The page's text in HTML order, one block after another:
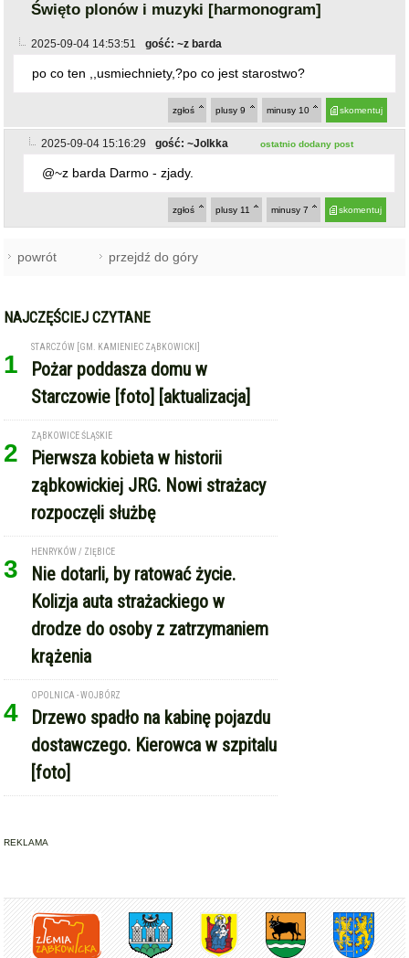
Święto plonów i muzyki [harmonogram]
2025-09-04 14:53:51 gość: ~z barda
po co ten ,,usmiechniety,?po co jest starostwo?
skomentuj
minusy 10
plusy 9
zgłoś
2025-09-04 15:16:29 gość: ~Jolkka ostatnio dodany post
@~z barda Darmo - zjady.
skomentuj
minusy 7
plusy 11
zgłoś
powrót przejdź do góry
NAJCZĘŚCIEJ CZYTANE
1
STARCZÓW [GM. KAMIENIEC ZĄBKOWICKI]
Pożar poddasza domu w
Starczowie [foto] [aktualizacja]
2
ZĄBKOWICE ŚLĄSKIE
Pierwsza kobieta w historii
ząbkowickiej JRG. Nowi strażacy
rozpoczęli służbę
3
HENRYKÓW / ZIĘBICE
Nie dotarli, by ratować życie.
Kolizja auta strażackiego w
drodze do osoby z zatrzymaniem
krążenia
4
OPOLNICA - WOJBÓRZ
Drzewo spadło na kabinę pojazdu
dostawczego. Kierowca w szpitalu
[foto]
REKLAMA